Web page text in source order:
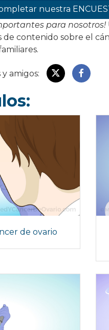
nuestra
para nosotros!
contenido sobre el
amigos:
de ovario